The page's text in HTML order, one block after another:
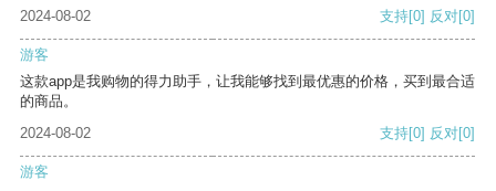
2024-08-02 支持[0] 反对[0]
游客
这款app是我购物的得力助手，让我能够找到最优惠的价格，买到最合适
的商品。
2024-08-02
支持[0] 反对[0]
游客